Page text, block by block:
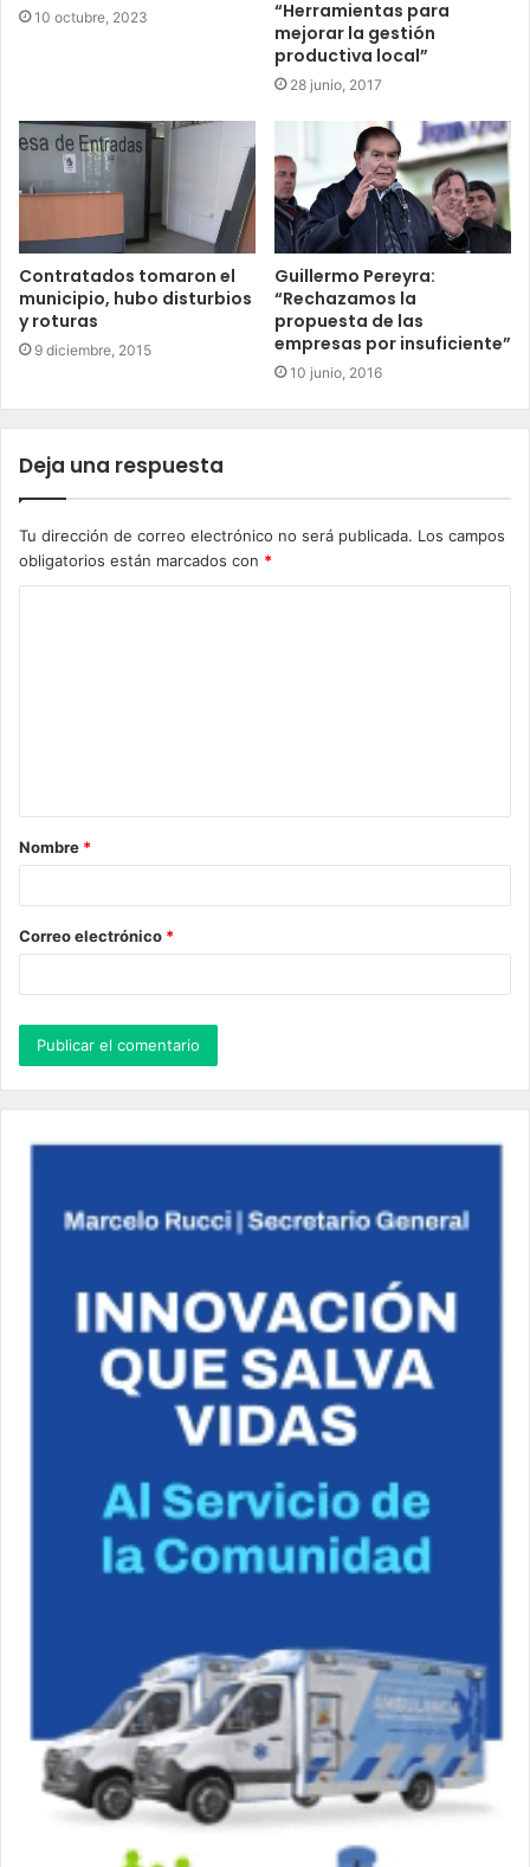
10 octubre, 2023
“Herramientas para
mejorar la gestión
productiva local”
28 junio, 2017
Contratados tomaron el
municipio, hubo disturbios
y roturas
9 diciembre, 2015
Guillermo Pereyra:
“Rechazamos la
propuesta de las
empresas por insuficiente”
10 junio, 2016
Deja una respuesta
Tu dirección de correo electrónico no será publicada. Los campos
obligatorios están marcados con *
a
r
*
Nombre *
Correo electrónico *